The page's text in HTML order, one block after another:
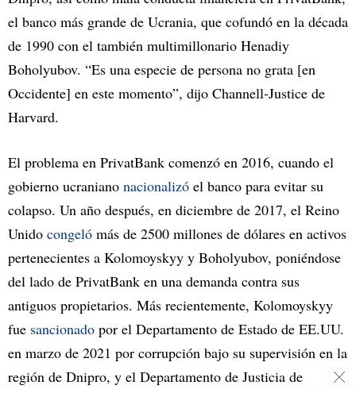
el banco más grande de Ucrania, que cofundó en la década
de 1990 con el también multimillonario Henadiy
Boholyubov. “Es una especie de persona no grata [en
Occidente] en este momento”, dijo Channell-Justice de
Harvard.
El problema en PrivatBank comenzó en 2016, cuando el
gobierno ucraniano nacionalizó el banco para evitar su
colapso. Un año después, en diciembre de 2017, el Reino
Unido congeló más de 2500 millones de dólares en activos
pertenecientes a Kolomoyskyy y Boholyubov, poniéndose
del lado de PrivatBank en una demanda contra sus
antiguos propietarios. Más recientemente, Kolomoyskyy
fue sancionado por el Departamento de Estado de EE.UU.
en marzo de 2021 por corrupción bajo su supervisión en la
región de Dnipro, y el Departamento de Justicia de